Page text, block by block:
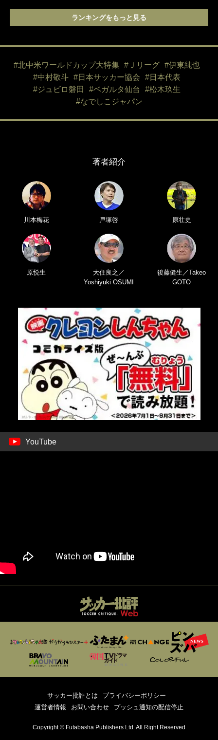
ランキングをもっと見る
#北中米ワールドカップ大特集 #Ｊリーグ
#伊東純也
#中村敬斗
#日本サッカー協会
#日本代表
#ジュビロ磐田
#ベガルタ仙台
#松木玖生
#なでしこジャパン
著者紹介
川本梅花 戸塚啓 原壮史
原悦生
大住良之／
Yoshiyuki OSUMI
後藤健生／Takeo
GOTO
YouTube
サッカー批評とは
プライバシーポリシー
運営者情報
お問い合わせ プッシュ通知の配信停止
Copyright © Futabasha Publishers Ltd. All Right Reserved